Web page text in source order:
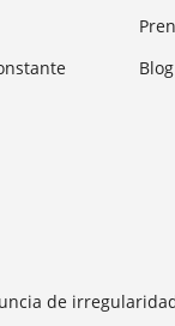
Blog
de